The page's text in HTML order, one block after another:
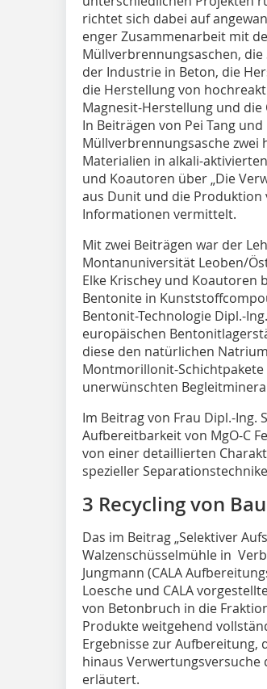
richtet sich dabei auf
enger Zusammenarbeit mit
Müllverbrennungsaschen,
der Industrie in Beton, die
die Herstellung von
Magnesit-Herstellung und
In Beiträgen von Pei Tang
Müllverbrennungsasche zwei
Materialien in alkali-
und Koautoren über „Die
aus Dunit und die Produktion
Informationen vermittelt.
Mit zwei Beiträgen war der
Montanuniversität Leoben/
Elke Krischey und Koautoren
Bentonite in
Bentonit-Technologie Dipl.-
europäischen
diese den natürlichen
Montmorillonit-
unerwünschten
Im Beitrag von Frau Dipl.-
Aufbereitbarkeit von MgO-C
von einer detaillierten
spezieller
3 Recycling von
Das im Beitrag „Selektiver
Walzenschüsselmühle in
Jungmann (CALA
Loesche und CALA
von Betonbruch in die
Produkte weitgehend
Ergebnisse zur
hinaus
erläutert.